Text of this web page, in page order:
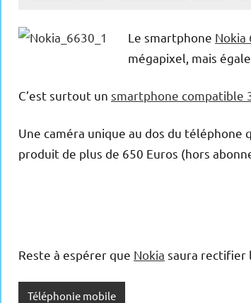
Le smartphone Nokia
mégapixel, mais
C’est surtout un smartphone compatible
Une caméra unique au dos du
produit de plus de 650 Euros (hors
Reste à espérer que Nokia saura rectifier
Téléphonie mobile